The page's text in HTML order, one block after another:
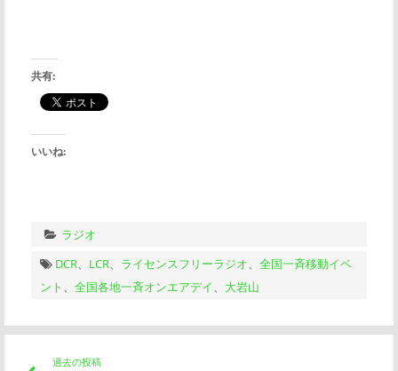
共有:
いいね:
ラジオ
DCR、 LCR、 ライセンスフリーラジオ、 全国一斉移動イベ
ント 、 全国各地一斉オンエアデイ、 大岩山
過去の投稿